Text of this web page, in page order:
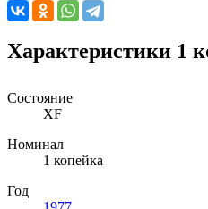
Характеристики 1
Состояние
XF
Номинал
1 копейка
Год